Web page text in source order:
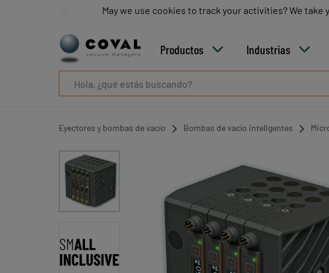
Productos Industrias
Eyectores y bombas de vacío Bombas de vacío inteligentes
Tecnologías
Distribuidores
May we use cookies to track your activities? We
May we use cookies to track your activities? We